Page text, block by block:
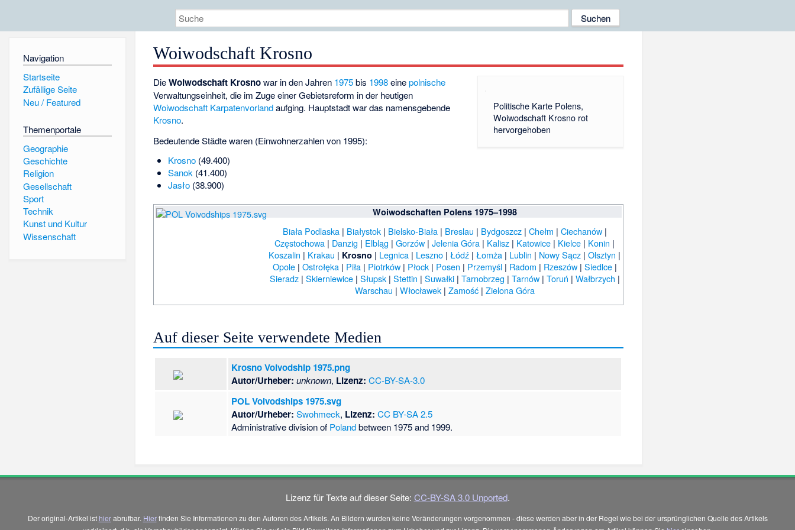
Navigation
Startseite
Zufällige Seite
Neu / Featured
Themenportale
Geographie
Geschichte
Religion
Gesellschaft
Sport
Technik
Kunst und Kultur
Wissenschaft
Woiwodschaft Krosno
Politische Karte Polens,
Woiwodschaft Krosno rot
hervorgehoben
DieWoiwodschaft Krosnowar in den Jahren 1975bis 1998einepolnische
Verwaltungseinheit, die im Zuge einer Gebietsreform in der heutigen
Woiwodschaft Karpatenvorlandaufging. Hauptstadt war das namensgebende
Krosno.
Bedeutende Städte waren (Einwohnerzahlen von 1995):
Krosno(49.400)
Sanok(41.400)
Jasło(38.900)
Woiwodschaften Polens 1975–1998
Biała Podlaska| Białystok| Bielsko-Biała| Breslau | Bydgoszcz| Chełm | Ciechanów|
Częstochowa | Danzig | Elbląg |Gorzów |Jelenia Góra | Kalisz | Katowice | Kielce | Konin |
Koszalin | Krakau | Krosno | Legnica | Leszno |Łódź |Łomża | Lublin | Nowy Sącz |Olsztyn |
Opole| Ostrołęka| Piła| Piotrków| Płock| Posen | Przemyśl| Radom | Rzeszów| Siedlce|
Sieradz| Skierniewice| Słupsk| Stettin | Suwałki| Tarnobrzeg | Tarnów| Toruń | Wałbrzych |
Warschau | Włocławek| Zamość| Zielona Góra
Auf dieser Seite verwendete Medien
Krosno Voivodship 1975.png
Autor/Urheber: unknown, Lizenz: CC-BY-SA-3.0
POL Voivodships 1975.svg
Autor/Urheber: Swohmeck, Lizenz: CC BY-SA 2.5
Administrative division of Polandbetween 1975 and 1999.
Lizenz für Texte auf dieser Seite: CC-BY-SA 3.0 Unported.
Der original-Artikel ist hierabrufbar. Hierfinden Sie Informationen zu den Autoren des Artikels. An Bildern wurden keine Veränderungen vorgenommen - diese werden aber in der Regel wie bei der ursprünglichen Quelle des Artikels